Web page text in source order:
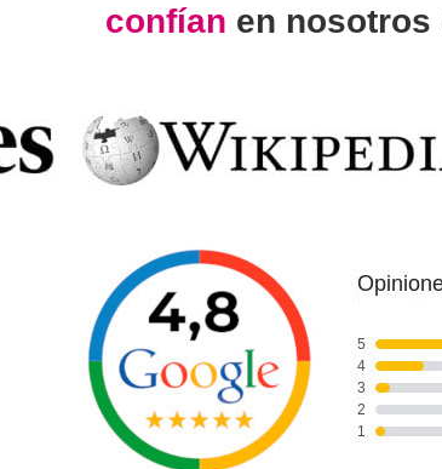
confían en nosotros